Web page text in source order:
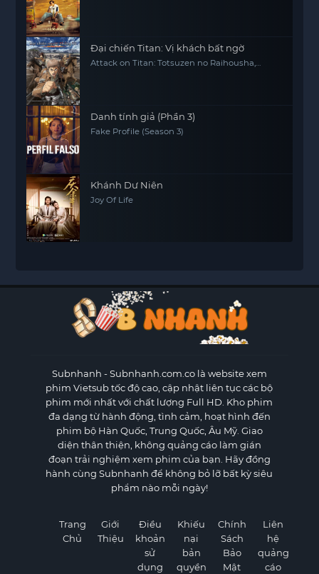
Đại chiến Titan: Vị khách bất ngờ
Attack on Titan: Totsuzen no Raihousha,
Danh tính giả (Phần 3)
Fake Profile (Season 3)
Khánh Dư Niên
Joy Of Life
Subnhanh - Subnhanh.com.co là website xem
phim Vietsub tốc độ cao, cập nhật liên tục các bộ
phim mới nhất với chất lượng Full HD. Kho phim
đa dạng từ hành động, tình cảm, hoạt hình đến
phim bộ Hàn Quốc, Trung Quốc, Âu Mỹ. Giao
diện thân thiện, không quảng cáo làm gián
đoạn trải nghiệm xem phim của bạn. Hãy đồng
hành cùng Subnhanh để không bỏ lỡ bất kỳ siêu
phẩm nào mỗi ngày!
Trang
Chủ
Giới
Thiệu
Điều
khoản
sử
dụng
Khiếu
nại
bản
quyền
Chính
Sách
Bảo
Mật
Liên
hệ
quảng
cáo